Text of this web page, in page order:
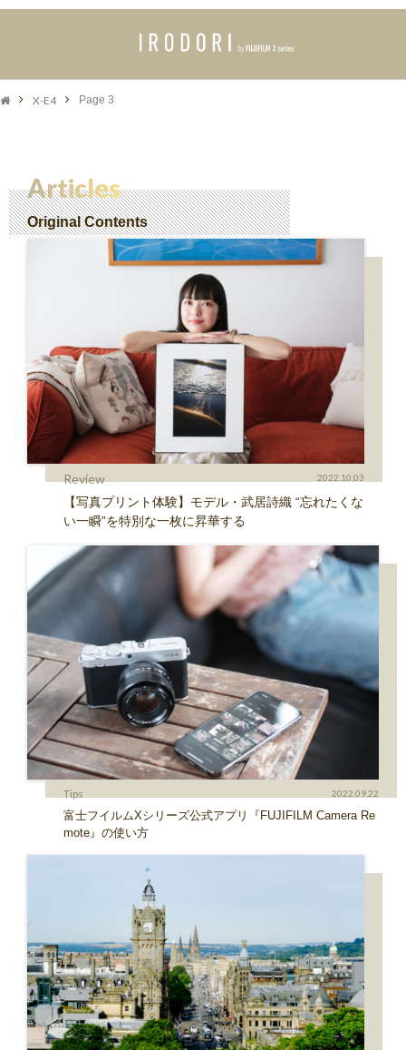
X-E4 Page 3
Articles
Original Contents
Review 2022.10.03
【写真プリント体験】モデル・武居詩織 “忘れたくな
い一瞬”を特別な一枚に昇華する
Tips 2022.09.22
富士フイルムXシリーズ公式アプリ『FUJIFILM Camera Re
mote』の使い方